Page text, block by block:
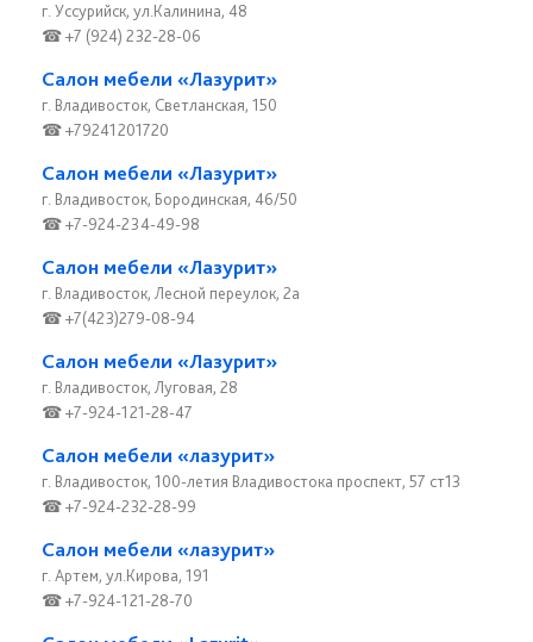
г. Уссурийск, ул.Калинина, 48
☎ +7 (924) 232-28-06
Салон мебели «Лазурит»
г. Владивосток, Светланская, 150
☎ +79241201720
Салон мебели «Лазурит»
г. Владивосток, Бородинская, 46/50
☎ +7-924-234-49-98
Салон мебели «Лазурит»
г. Владивосток, Лесной переулок, 2а
☎ +7(423)279-08-94
Салон мебели «Лазурит»
г. Владивосток, Луговая, 28
☎ +7-924-121-28-47
Салон мебели «лазурит»
г. Владивосток, 100-летия Владивостока проспект, 57 ст13
☎ +7-924-232-28-99
Салон мебели «лазурит»
г. Артем, ул.Кирова, 191
☎ +7-924-121-28-70